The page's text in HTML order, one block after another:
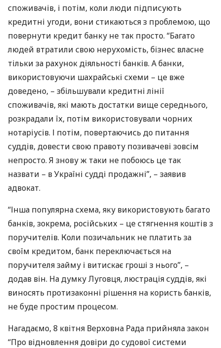
споживачів, і потім, коли люди підписують
кредитні угоди, вони стикаються з проблемою, що
повернути кредит банку не так просто. “Багато
людей втратили свою нерухомість, бізнес власне
тільки за рахунок діяльності банків. А банки,
використовуючи шахрайські схеми – це вже
доведено, – збільшували кредитні лінії
споживачів, які мають достатки вище середнього,
розкрадали їх, потім використовували чорних
нотаріусів. І потім, повертаючись до питання
суддів, довести свою правоту позивачеві зовсім
непросто. Я знову ж таки не побоюсь це так
назвати – в Україні судді продажні”, – заявив
адвокат.
“Інша популярна схема, яку використовують багато
банків, зокрема, російських – це стягнення коштів з
поручителів. Коли позичальник не платить за
своїм кредитом, банк переключається на
поручителя займу і витискає гроші з нього”, –
додав він. На думку Луговця, люстрація суддів, які
виносять протизаконні рішення на користь банків,
не буде простим процесом.
Нагадаємо, 8 квітня Верховна Рада прийняла закон
“Про відновлення довіри до судової системи